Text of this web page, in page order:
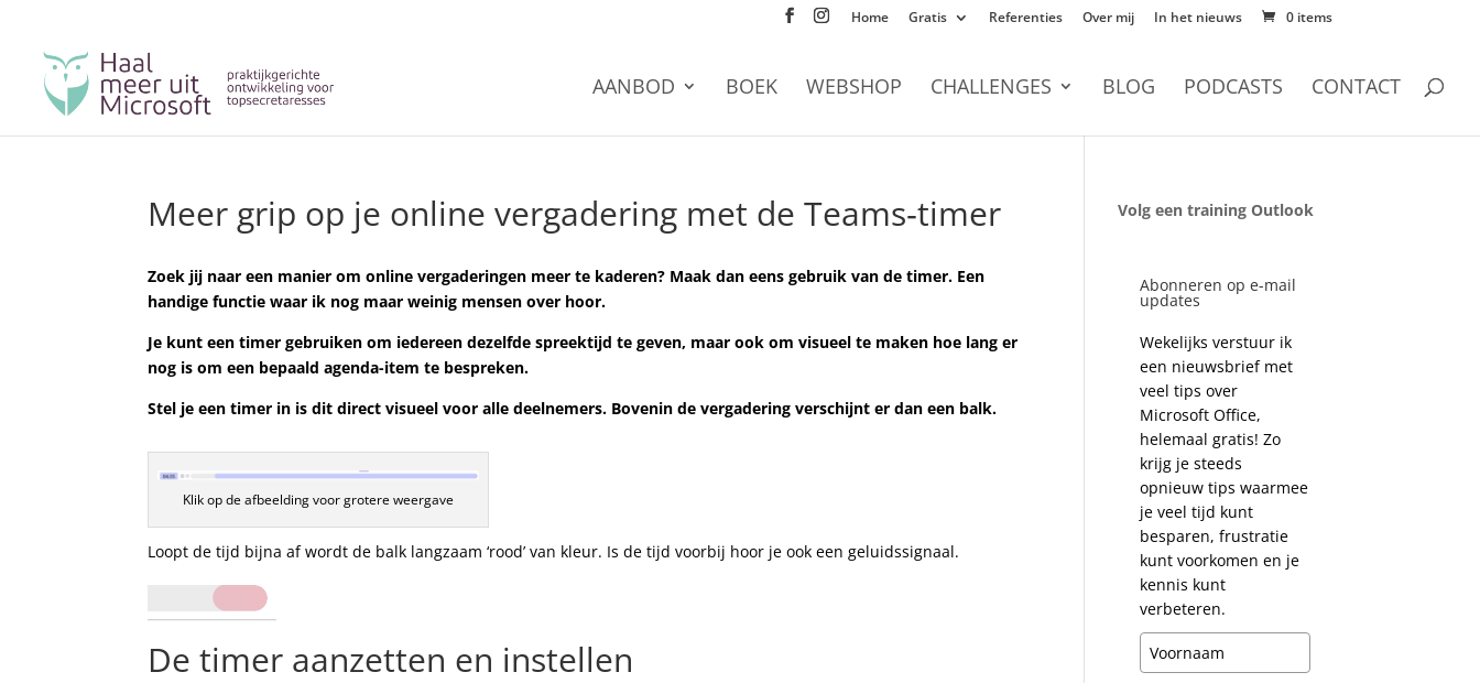
Home Gratis Referenties Over mij In het nieuws 0 items
AANBOD BOEK WEBSHOP CHALLENGES BLOG PODCASTS CONTACT
Meer grip op je online vergadering met de Teams‑timer
Zoek jij naar een manier om online vergaderingen meer te kaderen? Maak dan eens gebruik van de timer. Een
handige functie waar ik nog maar weinig mensen over hoor.
Je kunt een timer gebruiken om iedereen dezelfde spreektijd te geven, maar ook om visueel te maken hoe lang er
nog is om een bepaald agenda-item te bespreken.
Stel je een timer in is dit direct visueel voor alle deelnemers. Bovenin de vergadering verschijnt er dan een balk.
Klik op de afbeelding voor grotere weergave
Loopt de tijd bijna af wordt de balk langzaam ‘rood’ van kleur. Is de tijd voorbij hoor je ook een geluidssignaal.
De timer aanzetten en instellen
Volg een training Outlook
Abonneren op e-mail
updates
Wekelijks verstuur ik
een nieuwsbrief met
veel tips over
Microsoft Office,
helemaal gratis! Zo
krijg je steeds
opnieuw tips waarmee
je veel tijd kunt
besparen, frustratie
kunt voorkomen en je
kennis kunt
verbeteren.